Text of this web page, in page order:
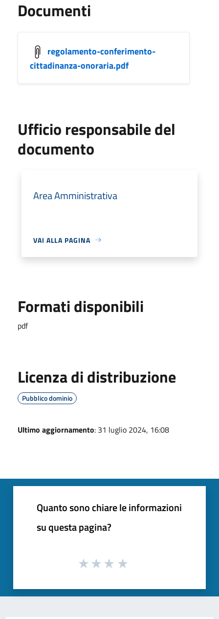
Documenti
regolamento-conferimento-
cittadinanza-onoraria.pdf
Ufficio responsabile del
documento
Area Amministrativa
VAI ALLA PAGINA
Formati disponibili
pdf
Licenza di distribuzione
Pubblico dominio
Ultimo aggiornamento: 31 luglio 2024, 16:08
Quanto sono chiare le informazioni
su questa pagina?